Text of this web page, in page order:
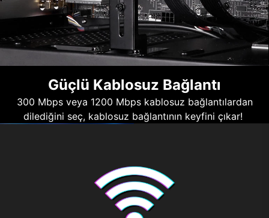
Güçlü Kablosuz Bağlantı
300 Mbps veya 1200 Mbps kablosuz bağlantılardan
dilediğini seç, kablosuz bağlantının keyfini çıkar!